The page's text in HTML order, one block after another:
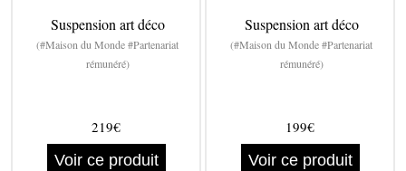
Suspension art déco
(#Maison du Monde #Partenariat
rémunéré)
219€
Voir ce produit
Suspension art déco
(#Maison du Monde #Partenariat
rémunéré)
199€
Voir ce produit